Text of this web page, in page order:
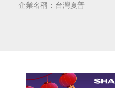
企業名稱：台灣夏普